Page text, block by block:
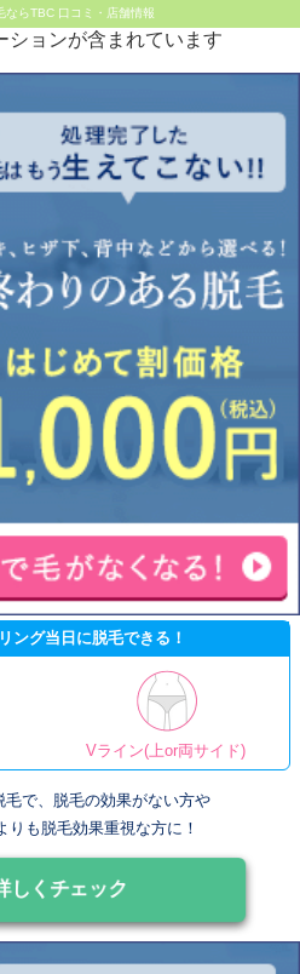
ならTBC 口コミ・店舗情報
ションが含まれています
ング当日に脱毛できる！
Vライン(上or両サイド)
で、脱毛の効果がない方や
も脱毛効果重視な方に！
しくチェック